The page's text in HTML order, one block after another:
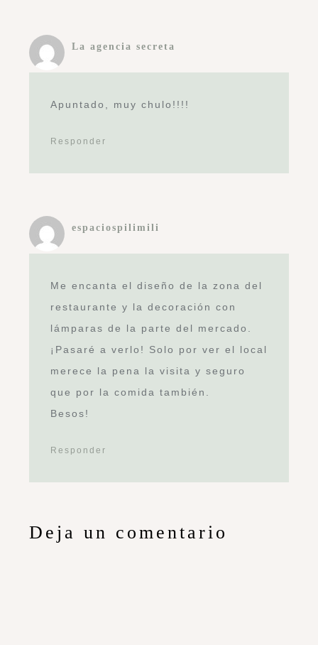
La agencia secreta
Apuntado, muy chulo!!!!
Responder
espaciospilimili
Me encanta el diseño de la zona del
restaurante y la decoración con
lámparas de la parte del mercado.
¡Pasaré a verlo! Solo por ver el local
merece la pena la visita y seguro
que por la comida también.
Besos!
Responder
Deja un comentario